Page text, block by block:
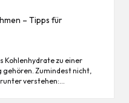
– Tipps für
Kohlenhydrate zu einer
Zumindest nicht,
verstehen:…